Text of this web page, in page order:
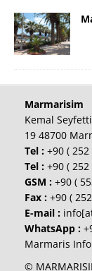
Marmarisim
Kemal
19 48700
Tel : +90 (
Tel : +90 (
GSM : +90 (
Fax : +90 (
E-mail :
WhatsApp :
Marmaris
©